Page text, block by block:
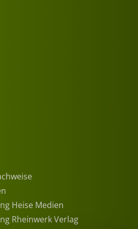
Heise Medien
Rheinwerk Verlag